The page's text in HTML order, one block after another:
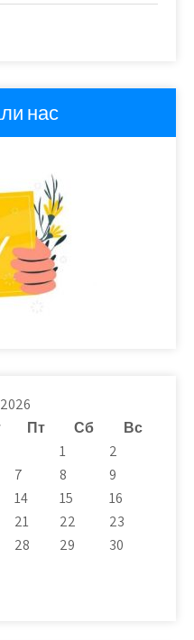
нас
Пт Сб
Вс
1
2
7 8
9
14 15
16
21 22
23
28 29
30